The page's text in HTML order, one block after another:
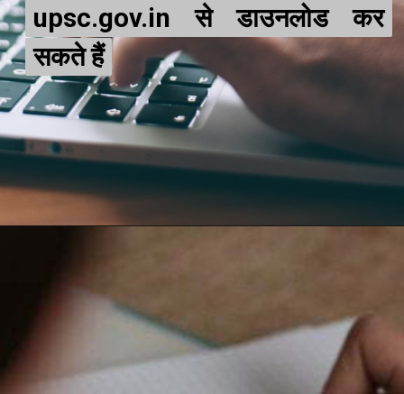
upsc.gov.in से डाउनलोड कर
सकते हैं
upsc.gov.in से डाउनलोड कर
सकते हैं